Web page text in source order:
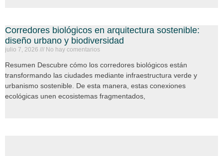
Corredores biológicos en arquitectura sostenible:
diseño urbano y biodiversidad
julio 7, 2026 No hay comentarios
Resumen Descubre cómo los corredores biológicos están
transformando las ciudades mediante infraestructura verde y
urbanismo sostenible. De esta manera, estas conexiones
ecológicas unen ecosistemas fragmentados,